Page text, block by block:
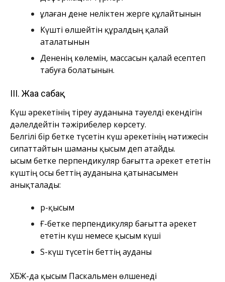
Құлаған дене неліктен жерге құлайтынын
Күшті өлшейтін құралдың қалай
аталатынын
Дененің көлемін, массасын қалай есептеп
табуға болатынын.
ІІІ. Жаңа сабақ
Күш әрекетінің тіреу ауданына тәуелді екендігін
дәлелдейтін тәжірибелер көрсету.
Белгілі бір бетке түсетін күш әрекетінің нәтижесін
сипаттайтын шаманы қысым деп атайды.
Қысым бетке перпендикуляр бағытта әрекет ететін
күштің осы беттің ауданына қатынасымен
анықталады:
р-қысым
Ғ-бетке перпендикуляр бағытта әрекет
ететін күш немесе қысым күші
S-күш түсетін беттің ауданы
ХБЖ-да қысым Паскальмен өлшенеді